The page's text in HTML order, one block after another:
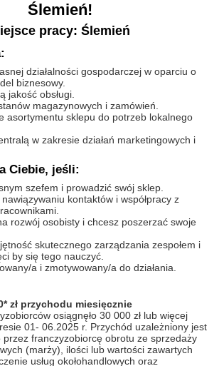
Ślemień!
pracy: Ślemień
działalności gospodarczej w oparciu o
biznesowy.
jakość obsługi.
magazynowych i zamówień.
asortymentu sklepu do potrzeb lokalnego
w zakresie działań marketingowych i
Ciebie, jeśli:
szefem i prowadzić swój sklep.
nawiązywaniu kontaktów i współpracy z
rozwój osobisty i chcesz poszerzać swoje
skutecznego zarządzania zespołem i
by się tego nauczyć.
a i zmotywowany/a do działania.
zł przychodu miesięcznie
osiągnęło 30 000 zł lub więcej
01- 06.2025 r. Przychód uzależniony jest
przez franczyzobiorcę obrotu ze sprzedaży
(marży), ilości lub wartości zawartych
usług okołohandlowych oraz